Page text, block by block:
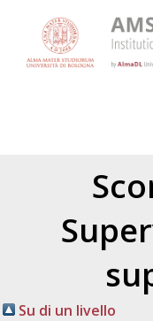
Su di un livello